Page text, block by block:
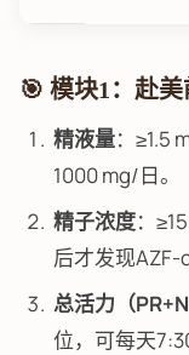
🎯 模块1：赴
精液量：≥1.5
1000 mg/日。
精子浓度：
后才发现AZF-
总活力（
位，可每天